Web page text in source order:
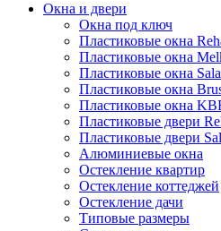
Окна и двери
Окна под ключ
Пластиковые окна
Пластиковые окна
Пластиковые окна
Пластиковые окна
Пластиковые окна
Пластиковые двери
Пластиковые двери
Алюминиевые окна
Остекление квартир
Остекление коттеджей
Остекление дачи
Типовые размеры